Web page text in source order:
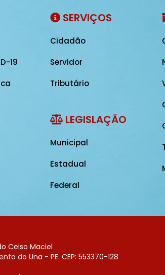
19
SERVIÇOS
Cidadão
Servidor
Tributário
LEGISLAÇÃO
Municipal
Estadual
Federal
Celso Maciel
do Una - PE. CEP: 553370-128